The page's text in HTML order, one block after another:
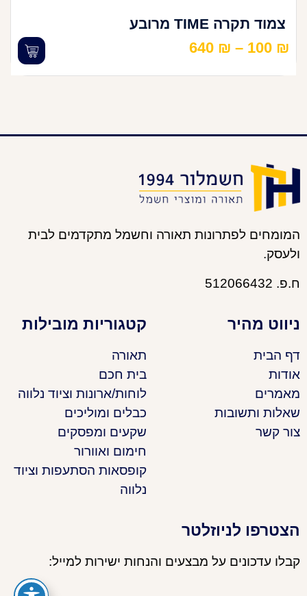
צמוד תקרה TIME מרובע
100 ₪
–
640 ₪
המומחים לפתרונות תאורה וחשמל מתקדמים לבית
ולעסק.
ח.פ. 512066432
ניווט מהיר
דף הבית
אודות
מאמרים
שאלות ותשובות
צור קשר
קטגוריות מובילות
תאורה
בית חכם
לוחות/ארונות וציוד נלווה
כבלים ומוליכים
שקעים ומפסקים
חימום ואוורור
קופסאות הסתעפות וציוד
נלווה
הצטרפו לניוזלטר
קבלו עדכונים על מבצעים והנחות ישירות למייל: